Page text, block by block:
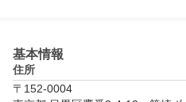
基本情報
住所
〒152-0004